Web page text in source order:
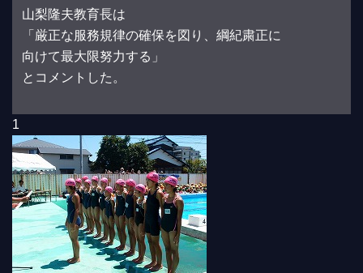
山梨隆夫教育長は
「厳正な服務規律の確保を図り、綱紀粛正に
向けて最大限努力する」
とコメントした。
1